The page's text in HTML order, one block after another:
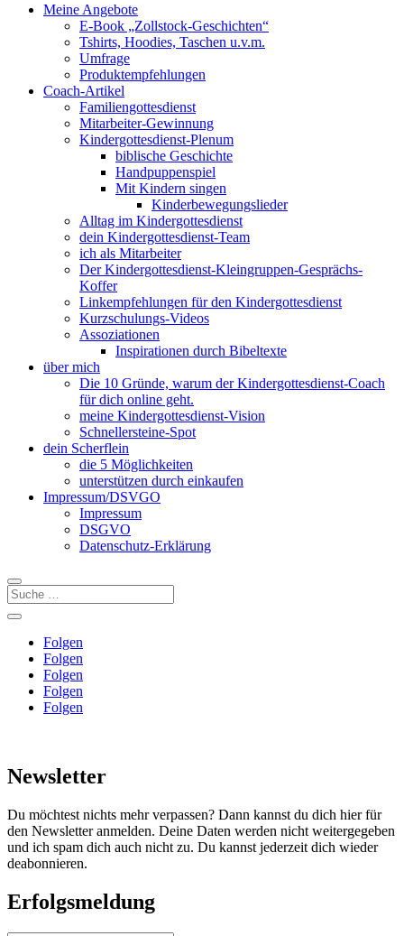
Meine Angebote
E-Book „Zollstock-Geschichten“
Tshirts, Hoodies, Taschen u.v.m.
Umfrage
Produktempfehlungen
Coach-Artikel
Familiengottesdienst
Mitarbeiter-Gewinnung
Kindergottesdienst-Plenum
biblische Geschichte
Handpuppenspiel
Mit Kindern singen
Kinderbewegungslieder
Alltag im Kindergottesdienst
dein Kindergottesdienst-Team
ich als Mitarbeiter
Der Kindergottesdienst-Kleingruppen-Gesprächs-
Koffer
Linkempfehlungen für den Kindergottesdienst
Kurzschulungs-Videos
Assoziationen
Inspirationen durch Bibeltexte
über mich
Die 10 Gründe, warum der Kindergottesdienst-Coach
für dich online geht.
meine Kindergottesdienst-Vision
Schnellersteine-Spot
dein Scherflein
die 5 Möglichkeiten
unterstützen durch einkaufen
Impressum/DSVGO
Impressum
DSGVO
Datenschutz-Erklärung
Folgen
Folgen
Folgen
Folgen
Folgen
Newsletter
Du möchtest nichts mehr verpassen? Dann kannst du dich hier für
den Newsletter anmelden. Deine Daten werden nicht weitergegeben
und ich spam dich auch nicht zu. Du kannst jederzeit dich wieder
deabonnieren.
Erfolgsmeldung